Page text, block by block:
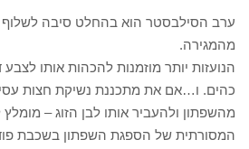
ערב הסילבסטר הוא בהחלט סיבה
מהמגירה.
הנועזות יותר מוזמנות להכהות אותו לצבע
כהים. ו…אם את מתכננת נשיקת חצות
מהשפתון ולהעביר אותו לבן הזוג –
המסורתית של הספגת השפתון בשכבת